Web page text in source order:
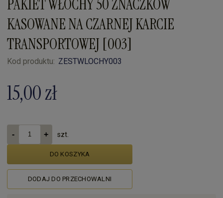
PAKIET WŁOCHY 50 ZNACZKÓW
KASOWANE NA CZARNEJ KARCIE
TRANSPORTOWEJ [003]
Kod produktu: ZESTWLOCHY003
15,00 zł
szt.
DO KOSZYKA
DODAJ DO PRZECHOWALNI